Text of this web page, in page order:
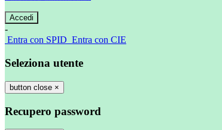
-
Entra con SPID Entra con CIE
Seleziona utente
button close ×
Recupero password